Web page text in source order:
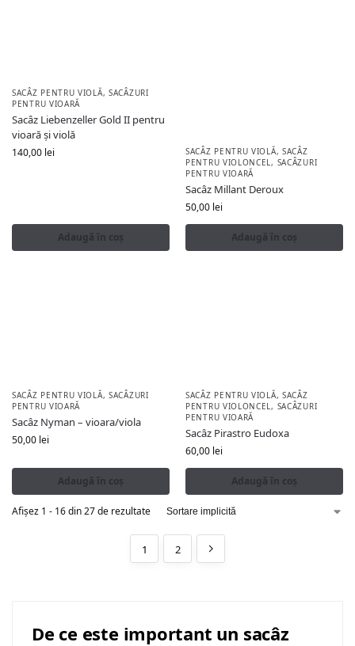
SACÂZ PENTRU VIOLĂ,SACÂZURI
PENTRU VIOARĂ
Sacâz Liebenzeller Gold II pentru
vioară și violă
140,00 lei
Adaugă în coș
SACÂZ PENTRU VIOLĂ,SACÂZ
PENTRU VIOLONCEL, SACÂZURI
PENTRU VIOARĂ
Sacâz Millant Deroux
50,00 lei
Adaugă în coș
SACÂZ PENTRU VIOLĂ,SACÂZURI
PENTRU VIOARĂ
Sacâz Nyman – vioara/viola
50,00 lei
Adaugă în coș
SACÂZ PENTRU VIOLĂ,SACÂZ
PENTRU VIOLONCEL, SACÂZURI
PENTRU VIOARĂ
Sacâz Pirastro Eudoxa
60,00 lei
Adaugă în coș
Afișez 1 - 16 din 27 de rezultate
1 2
De ce este important un sacâz